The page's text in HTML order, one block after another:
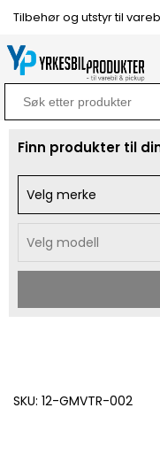
Tilbehør og utstyr til
Search
for:
Finn produkter til
SKU: 12-GMVTR-002